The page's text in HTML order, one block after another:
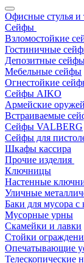
Офисные стулья и
Сейфы
Взломостойкие
Гостиничные
Депозитные
Мебельные сейфы
Огнестойкие
Сейфы AIKO
Армейские
Встраиваемые
Сейфы VALBERG
Сейфы для
Шкафы кассира
Прочие изделия
Ключницы
Настенные
Уличные
Баки для мусора
Мусорные урны
Скамейки и лавки
Стойки
Опечатывающие
Телескопические